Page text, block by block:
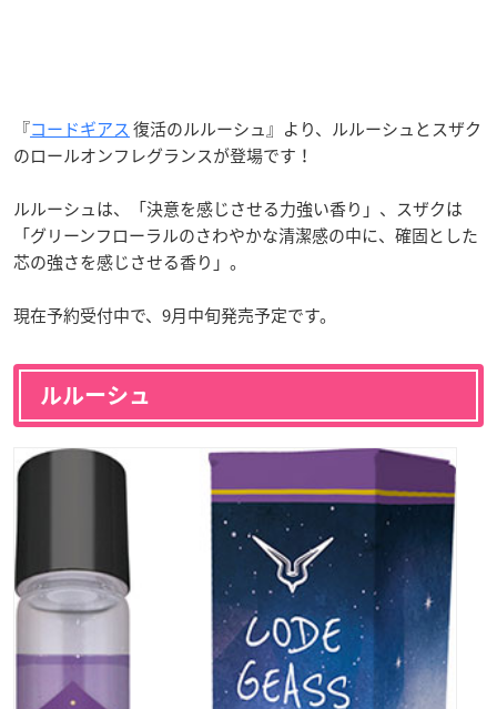
『コードギアス 復活のルルーシュ』より、ルルーシュとスザク
のロールオンフレグランスが登場です！
ルルーシュは、「決意を感じさせる力強い香り」、スザクは
「グリーンフローラルのさわやかな清潔感の中に、確固とした
芯の強さを感じさせる香り」。
現在予約受付中で、9月中旬発売予定です。
ルルーシュ